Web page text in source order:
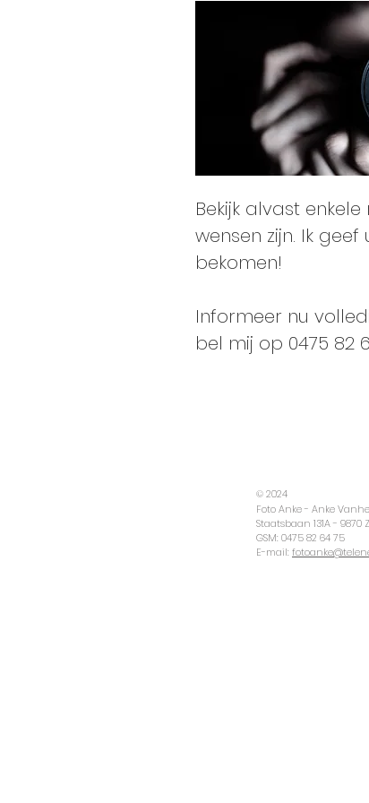
Bekijk alvast
wensen zijn. Ik
bekomen!
Informeer nu
bel mij op 0475 82
© 2024
Foto Anke - Anke
Staatsbaan 131A - 9870
GSM: 0475 82 64 75
E-mail: